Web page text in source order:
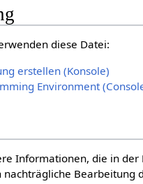
diese Datei:
erstellen (Konsole)
Environment
Informationen, die in
nachträgliche